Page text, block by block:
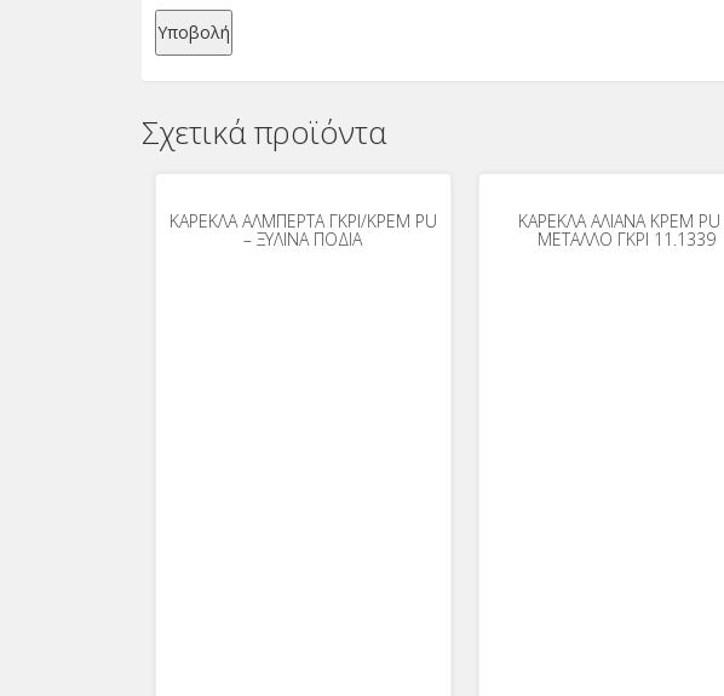
Σχετικά προϊόντα
ΚΑΡΕΚΛΑ ΑΛΜΠΕΡΤΑ ΓΚΡΙ/ΚΡΕΜ PU
– ΞΥΛΙΝΑ ΠΟΔΙΑ
ΚΑΡΕΚΛΑ ΑΛΙΑΝΑ ΚΡΕΜ PU
ΜΕΤΑΛΛΟ ΓΚΡΙ 11.1339